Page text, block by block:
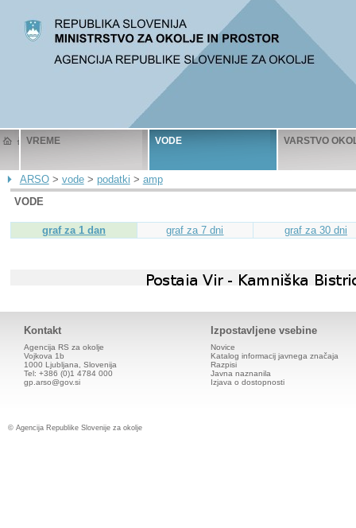
VREME VODE VARSTVO
ARSO> vode> podatki > amp
VODE
graf za 1 dan graf za 7 dni graf za 30 dni
Kontakt
Agencija RS za okolje
Vojkova 1b
1000 Ljubljana, Slovenija
Tel: +386 (0)1 4784 000
gp.arso@gov.si
Izpostavljene vsebine
Novice
Katalog informacij javnega značaja
Razpisi
Javna naznanila
Izjava o dostopnosti
© Agencija Republike Slovenije za okolje